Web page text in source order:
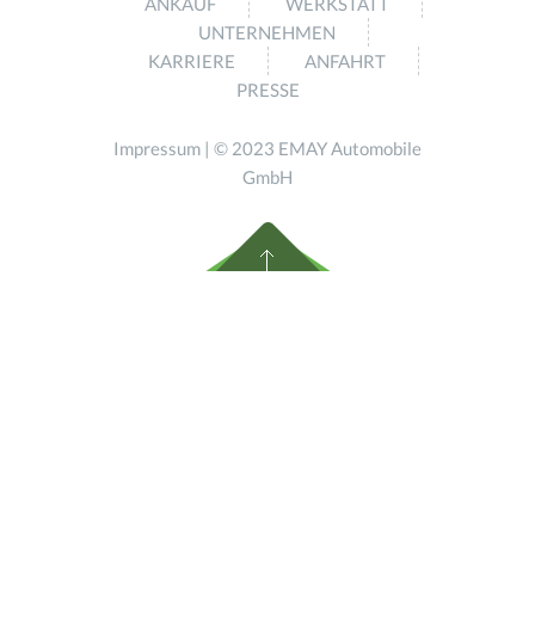
UNTERNEHMEN
KARRIERE
ANFAHRT
PRESSE
Impressum | © 2023 EMAY Automobile
GmbH